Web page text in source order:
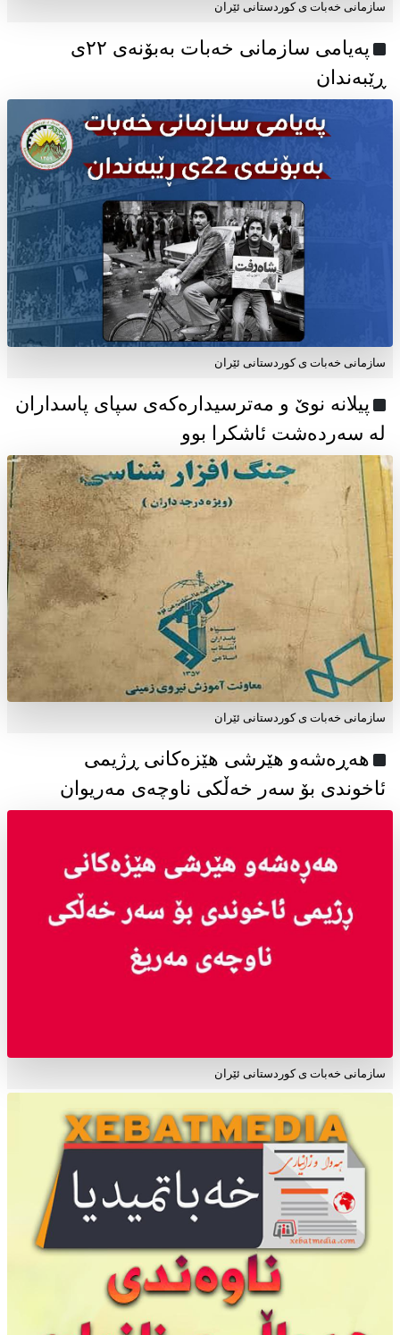
سازمانی خەبات ی کوردستانی ئێران
پەیامی سازمانی خەبات بەبۆنەی ۲۲ی
ڕێبەندان
سازمانی خەبات ی كوردستانی ئێران
پیلانە نوێ و مەترسیدارەکەی سپای پاسداران
لە سەردەشت ئاشکرا بوو
سازمانی خەبات ی كوردستانی ئێران
هەڕەشەو هێرشی هێزەکانی ڕژیمی
ئاخوندی بۆ سەر خەڵکی ناوچەی مەریوان
سازمانی خەبات ی کوردستانی ئێران